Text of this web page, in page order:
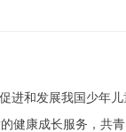
和发展我国少年儿
健康成长服务，共